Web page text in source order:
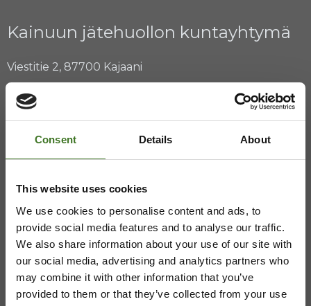
Consent Details About
This website uses cookies
We use cookies to personalise content and ads, to
provide social media features and to analyse our traffic.
We also share information about your use of our site with
our social media, advertising and analytics partners who
may combine it with other information that you’ve
provided to them or that they’ve collected from your use
Kainuun jätehuollon kuntayhtymä
Viestitie 2, 87700 Kajaani
08 636 611
Avoinna arkisin 9 - 15
ASIAKASPALVELU
08 636 616, laskutus@ekokymppi.fi
Avoinna arkisin 9 - 17
Majasaaren jätekeskus